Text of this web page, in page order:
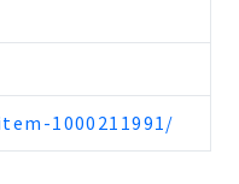
1000211991/